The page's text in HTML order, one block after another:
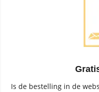
Is de bestelling in de